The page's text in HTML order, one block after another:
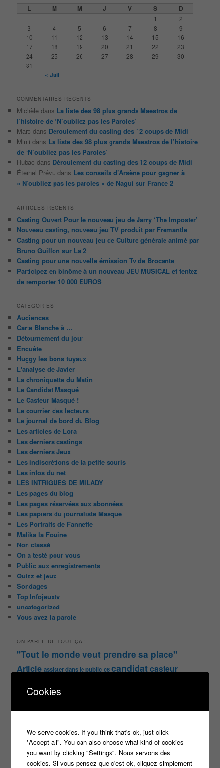
L M M J V S D
1
2
3
4 5 6 7 8
9
10
11 12 13 14 15
16
17
18 19 20 21 22
23
24
25 26 27 28 29
30
31
« Juil
COMMENTAIRES RÉCENTS
Michèle dans La liste des 98 plus grands Maestros de
l’histoire de ‘N’oubliez pas les Paroles’
Marc dans Déroulement du casting des 12 coups de Midi
Mimi dans La liste des 98 plus grands Maestros de l’histoire
de ‘N’oubliez pas les Paroles’
Hubac dans Déroulement du casting des 12 coups de Midi
Éternel Prévu dans Les conseils d’Arsène pour gagner à
« N’oubliez pas les paroles » de Nagui sur France 2
ARTICLES RÉCENTS
Casting Ouvert Pour le nouveau jeu de Jarry ‘The Imposter’
Nouveau casting, nouveau jeu TV produit par Fremantle
Casting pour un nouveau jeu de Culture générale animé par
Bruno Guillon sur La 2
Casting pour une nouvelle émission Tv de Brocante
Participez en binôme à un nouveau JEU MUSICAL et tentez
de remporter 10 000 EUROS
CATÉGORIES
Audiences
Carte Blanche à …
Détournement du jour
Enquête
Huggy les bons tuyaux
L'analyse de Javier
La chroniquette du Matin
Le Candidat Masqué
Le Casteur Masqué !
Le courrier des lecteurs
Le journal de bord du Blog
Les articles de Lora
Les derniers castings
Les derniers Jeux
Les indiscrétions de la petite souris
Les infos du net
LES INTRIGUES DE MILADY
Les pages du blog
Les pages réservées aux abonnées
Les papiers du journaliste Masqué
Les Portraits de Fannette
Malika la Fouine
Non classé
On a testé pour vous
Public aux enregistrements
Quizz et jeux
Sondages
Top Infojeuxtv
uncategorized
Vous avez la parole
ON PARLE DE TOUT ÇA !
"Tout le monde veut prendre sa place"
Article assister dans le public c8 candidatcasteur
casting
d8Face à la bandefrance 2 france2 france 3
indiscrétions info info jeux tv Infos Inscription
jeu tvJeuxJeux TV Julien Courbet Jérémy Michalak
Koh Lantalaurence boccolini le maillon faible m6
Cookies
We serve cookies. If you think that's ok, just click
"Accept all". You can also choose what kind of cookies
you want by clicking "Settings". Nous servons des
cookies. Si vous pensez que c'est ok, cliquez simplement